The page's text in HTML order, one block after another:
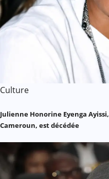
Culture
Julienne Honorine Eyenga
Cameroun, est décédée